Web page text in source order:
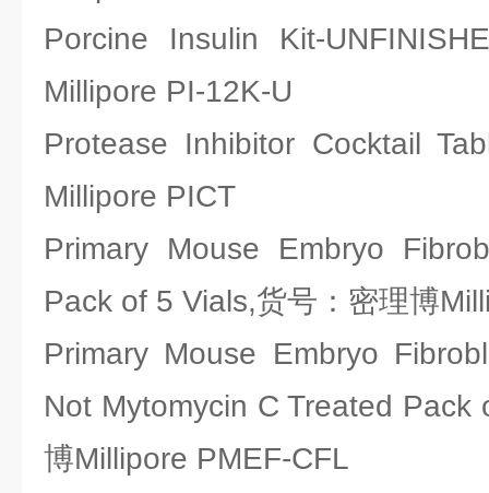
Porcine Insulin Kit-
Millipore PI-12K-U
Protease Inhibitor Cocktail
Millipore PICT
Primary Mouse Embryo
Pack of 5 Vials,货号：密理博
Primary Mouse Embryo
Not Mytomycin C Treated Pack
博Millipore PMEF-CFL